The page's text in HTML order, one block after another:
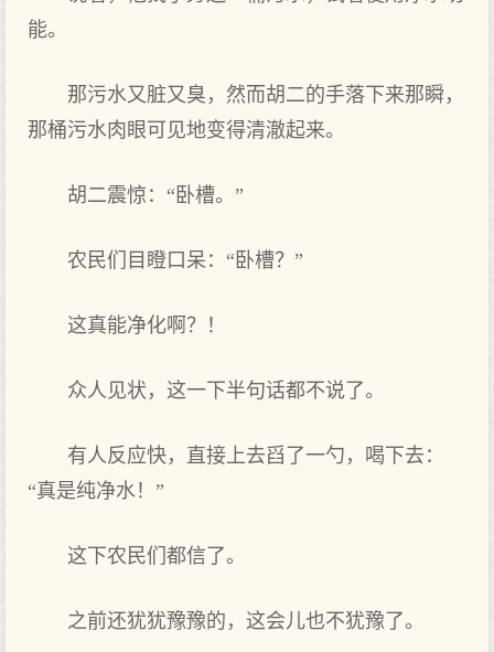
能。
那污水又脏又臭，然而胡二的手落下来那瞬，
那桶污水肉眼可见地变得清澈起来。
胡二震惊：“卧槽。”
农民们目瞪口呆：“卧槽？”
这真能净化啊？！
众人见状，这一下半句话都不说了。
有人反应快，直接上去舀了一勺，喝下去：
“真是纯净水！”
这下农民们都信了。
之前还犹犹豫豫的，这会儿也不犹豫了。